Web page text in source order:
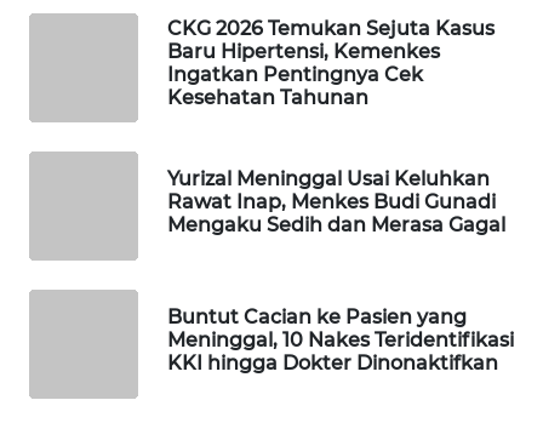
CKG 2026 Temukan Sejuta Kasus
Baru Hipertensi, Kemenkes
Ingatkan Pentingnya Cek
Kesehatan Tahunan
Yurizal Meninggal Usai Keluhkan
Rawat Inap, Menkes Budi Gunadi
Mengaku Sedih dan Merasa Gagal
Buntut Cacian ke Pasien yang
Meninggal, 10 Nakes Teridentifikasi
KKI hingga Dokter Dinonaktifkan
LISTRIK
WAHANANEWS